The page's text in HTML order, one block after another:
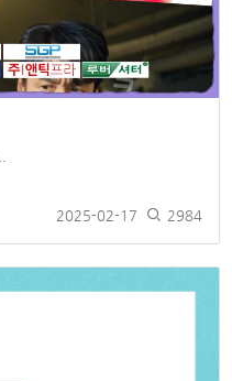
2025-02-17 2984